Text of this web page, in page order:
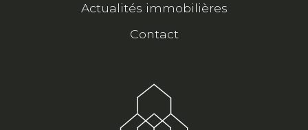
Actualités immobilières
Contact